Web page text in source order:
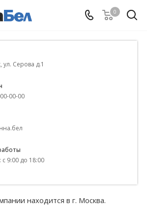
0
ул. Серова д.1
00-00
с 9:00 до 18:00
находится в г. Москва.